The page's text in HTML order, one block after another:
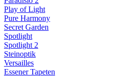
Play of Light
Pure Harmony
Secret Garden
Spotlight
Spotlight 2
Steinoptik
Versailles
Essener Tapeten